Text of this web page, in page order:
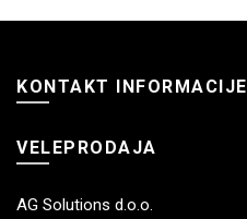
KONTAKT INFORMACIJE
VELEPRODAJA
AG Solutions d.o.o.